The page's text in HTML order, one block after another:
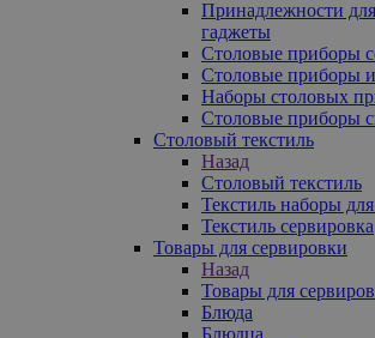
Принадлежности
гаджеты
Столовые приборы
Столовые приборы
Наборы столовых
Столовые приборы
Столовый текстиль
Назад
Столовый текстиль
Текстиль наборы
Текстиль сервировка
Товары для сервировки
Назад
Товары для
Блюда
Блюдца